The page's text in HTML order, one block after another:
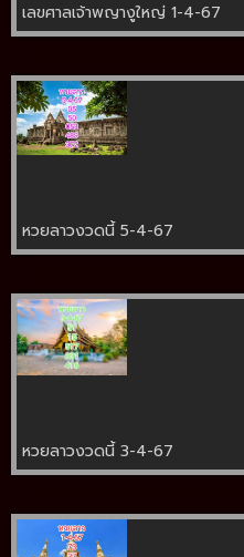
เลขศาลเจ้าพญางูใหญ่ 1-4-67
หวยลาวงวดนี้ 5-4-67
หวยลาวงวดนี้ 3-4-67